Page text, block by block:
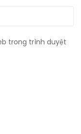
trong trình duyệt